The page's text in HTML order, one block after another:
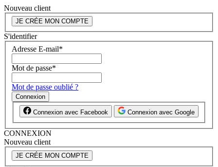
Nouveau client
JE CRÉE MON COMPTE
S'identifier
Adresse E-mail*
Mot de passe*
Mot de passe oublié ?
Connexion
Connexion avec Facebook Connexion avec Google
CONNEXION
Nouveau client
JE CRÉE MON COMPTE